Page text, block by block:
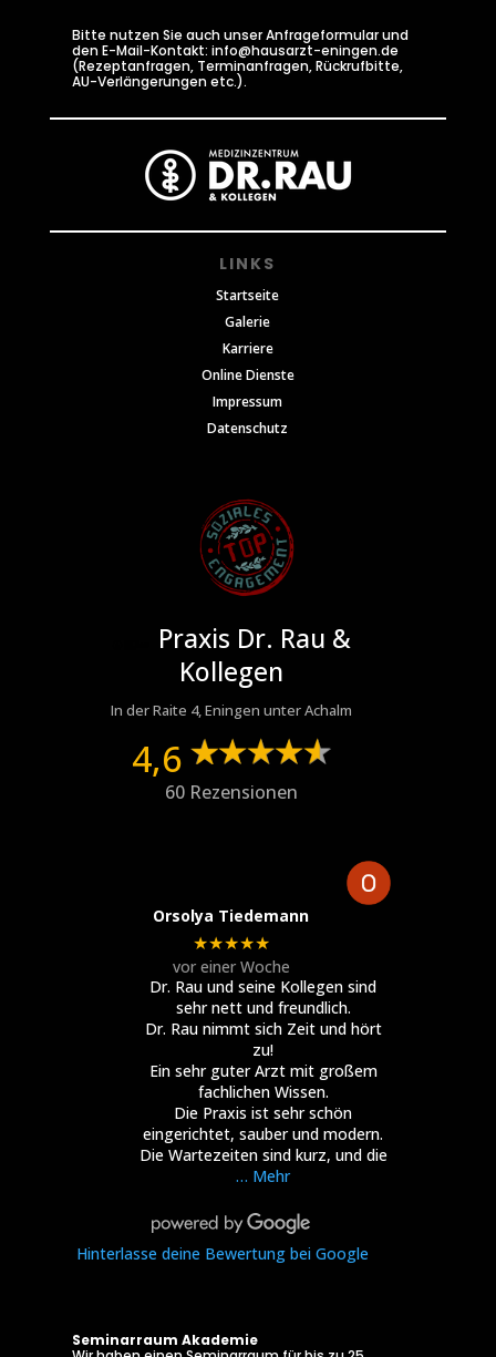
Bitte nutzen Sie auch unser Anfrageformular und
den E-Mail-Kontakt: info@hausarzt-eningen.de
(Rezeptanfragen, Terminanfragen, Rückrufbitte,
AU-Verlängerungen etc.).
LINKS
Startseite
Galerie
Karriere
Online Dienste
Impressum
Datenschutz
Praxis Dr. Rau &
Kollegen
In der Raite 4, Eningen unter Achalm
4,6
60 Rezensionen
Orsolya Tiedemann
★★★★★
vor einer Woche
Dr. Rau und seine Kollegen sind
sehr nett und freundlich.
Dr. Rau nimmt sich Zeit und hört
zu!
Ein sehr guter Arzt mit großem
fachlichen Wissen.
Die Praxis ist sehr schön
eingerichtet, sauber und modern.
Die Wartezeiten sind kurz, und die
… Mehr
Hinterlasse deine Bewertung bei Google
Seminarraum Akademie